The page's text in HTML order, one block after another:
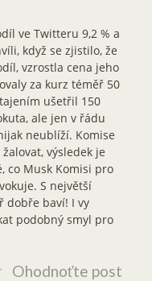
ve Twitteru 9,2 % a
když se zjistilo, že
vzrostla cena jeho
za kurz téměř 50
ušetřil 150
ale jen v řádu
neublíží. Komise
výsledek je
co Musk Komisi pro
S největší
dobře baví! I vy
podobný smyl pro
Ohodnoťte post